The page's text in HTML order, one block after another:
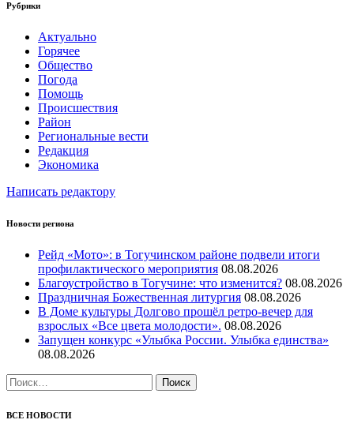
Рубрики
Актуально
Горячее
Общество
Погода
Помощь
Происшествия
Район
Региональные вести
Редакция
Экономика
Написать редактору
Новости региона
Рейд «Мото»: в Тогучинском районе подвели итоги
профилактического мероприятия 08.08.2026
Благоустройство в Тогучине: что изменится? 08.08.2026
Праздничная Божественная литургия 08.08.2026
В Доме культуры Долгово прошёл ретро-вечер для
взрослых «Все цвета молодости». 08.08.2026
Запущен конкурс «Улыбка России. Улыбка единства»
08.08.2026
Найти:
ВСЕ НОВОСТИ